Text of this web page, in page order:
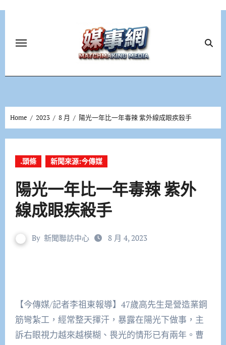
Home 2023 8 月 陽光一年比一年毒辣 紫外線成眼疾殺手
.頭條 新聞來源:今傳媒
陽光一年比一年毒辣 紫外
線成眼疾殺手
By 新聞聯訪中心 8 月 4, 2023
【今傳媒/記者李祖東報導】47歲高先生是營造業鋼
筋彎紮工，經常整天揮汗，暴露在陽光下做事，主
訴右眼視力越來越模糊、畏光的情形已有兩年。曹